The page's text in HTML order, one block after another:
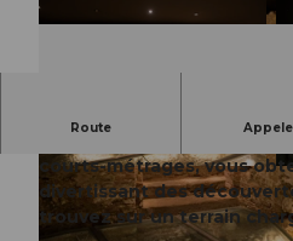
© Willisau Tourismus | CC-BY-ND ©
Route
L'archéologie n'est pas
courts-métrages, vous
divertissant des
trouvez sur un terrain